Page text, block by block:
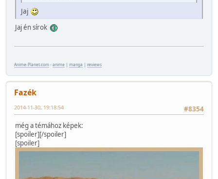
Jaj
Jaj én sírok
Anime-Planet.com -anime | manga | reviews
Fazék
#8354
2014-11-30, 19:18:54
még a témához képek:
[spoiler][/spoiler]
[spoiler]